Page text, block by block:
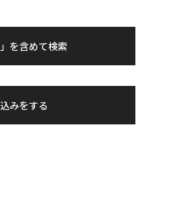
」を含めて検索
みをする